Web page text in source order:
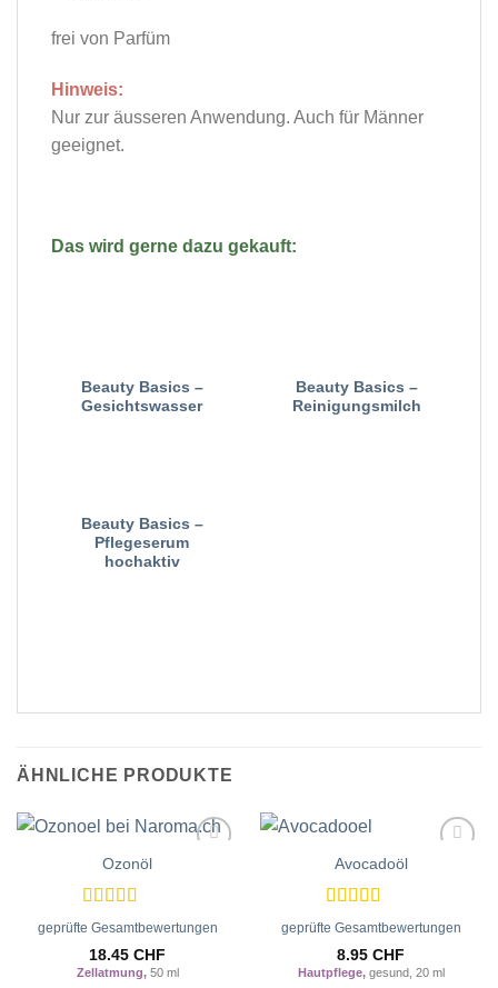
frei von Parfüm
Hinweis:
Nur zur äusseren Anwendung. Auch für Männer
geeignet.
Das wird gerne dazu gekauft:
Beauty Basics –
Gesichtswasser
Beauty Basics –
Reinigungsmilch
Beauty Basics –
Pflegeserum
hochaktiv
ÄHNLICHE PRODUKTE
Ozonöl
Bewertet
geprüfte Gesamtbewertungen
18.45 CHF
Zellatmung,50 ml
Avocadoöl
Bewertet
geprüfte Gesamtbewertungen
8.95 CHF
Hautpflege, gesund, 20 ml